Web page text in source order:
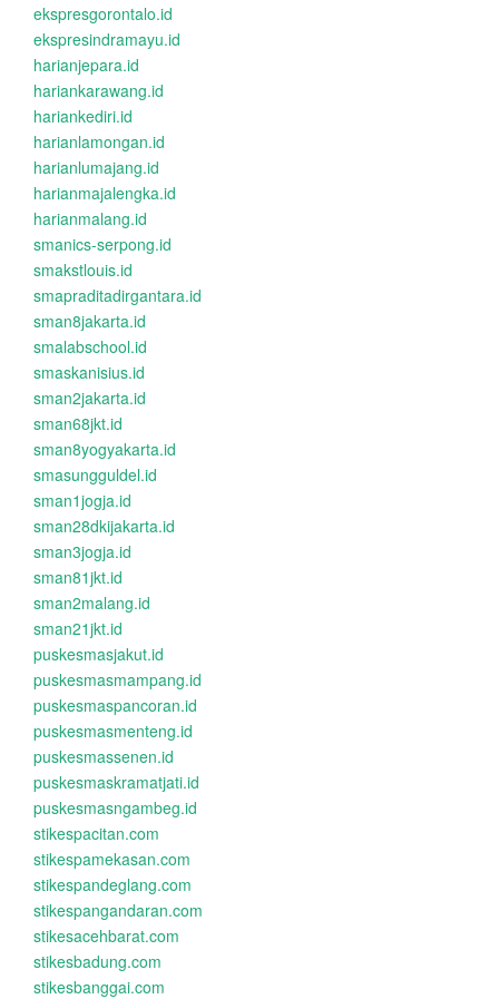
ekspresgorontalo.id
ekspresindramayu.id
harianjepara.id
hariankarawang.id
hariankediri.id
harianlamongan.id
harianlumajang.id
harianmajalengka.id
harianmalang.id
smanics-serpong.id
smakstlouis.id
smapraditadirgantara.id
sman8jakarta.id
smalabschool.id
smaskanisius.id
sman2jakarta.id
sman68jkt.id
sman8yogyakarta.id
smasungguldel.id
sman1jogja.id
sman28dkijakarta.id
sman3jogja.id
sman81jkt.id
sman2malang.id
sman21jkt.id
puskesmasjakut.id
puskesmasmampang.id
puskesmaspancoran.id
puskesmasmenteng.id
puskesmassenen.id
puskesmaskramatjati.id
puskesmasngambeg.id
stikespacitan.com
stikespamekasan.com
stikespandeglang.com
stikespangandaran.com
stikesacehbarat.com
stikesbadung.com
stikesbanggai.com